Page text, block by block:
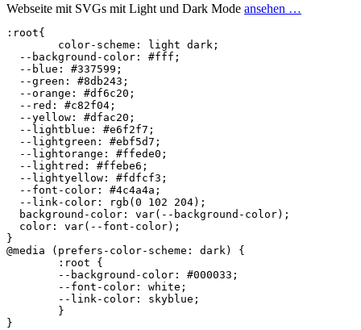
Webseite mit SVGs mit Light und Dark Mode ansehen …
:root{
color- scheme : light dark ;
-- background-color : #fff ;
-- blue : #337599 ;
--green : #8db243 ;
--orange : #df6c20 ;
-- red : #c82f04 ;
--yellow : #dfac20 ;
-- lightblue : #e6f2f7 ;
-- lightgreen : #ebf5d7 ;
-- lightorange : #ffede0 ;
-- lightred : #ffebe6 ;
-- lightyellow : #fdfcf3 ;
-- font - color : #4c4a4a ;
-- link - color : rgb (0 102 204);
background-color : var( -- background-color);
color : var( -- font - color);
}
@media
( prefers-color-scheme : dark )
{
:root
{
-- background-color : #000033 ;
-- font - color : white ;
-- link - color : skyblue ;
}
}